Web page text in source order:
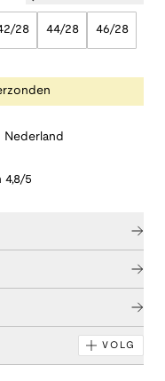
28 44/28 46/28
Nederland
4,8/5
VOLG